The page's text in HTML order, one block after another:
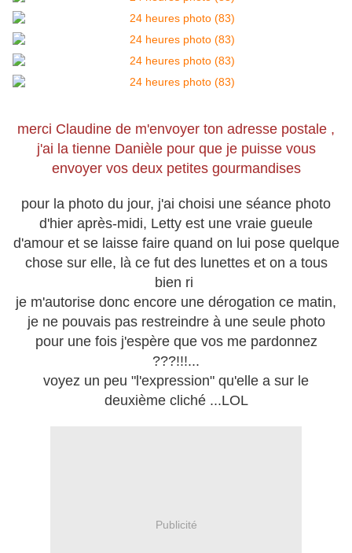
merci Claudine de m'envoyer ton adresse postale ,
j'ai la tienne Danièle pour que je puisse vous
envoyer vos deux petites gourmandises
pour la photo du jour, j'ai choisi une séance photo
d'hier après-midi, Letty est une vraie gueule
d'amour et se laisse faire quand on lui pose quelque
chose sur elle, là ce fut des lunettes et on a tous
bien ri
je m'autorise donc encore une dérogation ce matin,
je ne pouvais pas restreindre à une seule photo
pour une fois j'espère que vos me pardonnez
???!!!...
voyez un peu "l'expression" qu'elle a sur le
deuxième cliché ...LOL
Publicité